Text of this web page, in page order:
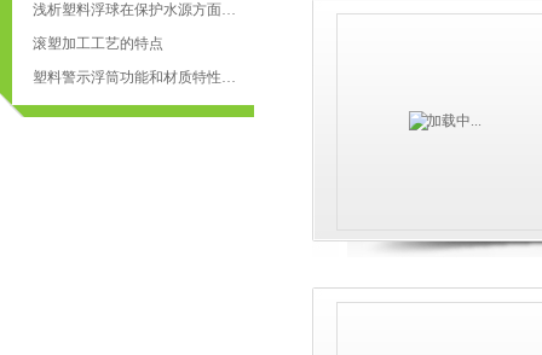
浅析塑料浮球在保护水源方面的作用
滚塑加工工艺的特点
塑料警示浮筒功能和材质特性你知道吗？